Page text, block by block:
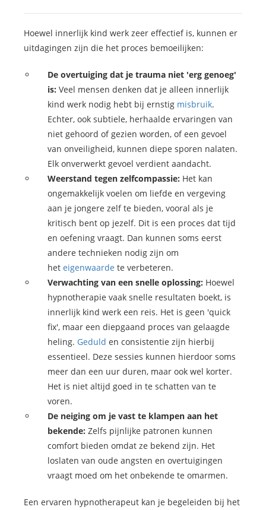
Hoewel innerlijk kind werk zeer effectief is, kunnen er
uitdagingen zijn die het proces bemoeilijken:
De overtuiging dat je trauma niet 'erg genoeg'
is: Veel mensen denken dat je alleen innerlijk
kind werk nodig hebt bij ernstig misbruik.
Echter, ook subtiele, herhaalde ervaringen van
niet gehoord of gezien worden, of een gevoel
van onveiligheid, kunnen diepe sporen nalaten.
Elk onverwerkt gevoel verdient aandacht.
Weerstand tegen zelfcompassie: Het kan
ongemakkelijk voelen om liefde en vergeving
aan je jongere zelf te bieden, vooral als je
kritisch bent op jezelf. Dit is een proces dat tijd
en oefening vraagt. Dan kunnen soms eerst
andere technieken nodig zijn om
het eigenwaardete verbeteren.
Verwachting van een snelle oplossing: Hoewel
hypnotherapie vaak snelle resultaten boekt, is
innerlijk kind werk een reis. Het is geen 'quick
fix', maar een diepgaand proces van gelaagde
heling. Geduld en consistentie zijn hierbij
essentieel. Deze sessies kunnen hierdoor soms
meer dan een uur duren, maar ook wel korter.
Het is niet altijd goed in te schatten van te
voren.
De neiging om je vast te klampen aan het
bekende: Zelfs pijnlijke patronen kunnen
comfort bieden omdat ze bekend zijn. Het
loslaten van oude angsten en overtuigingen
vraagt moed om het onbekende te omarmen.
Een ervaren hypnotherapeut kan je begeleiden bij het